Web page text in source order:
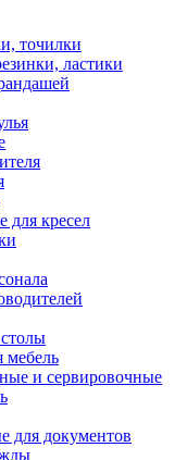
точилки
ластики
кресел
мебель
и сервировочные
документов